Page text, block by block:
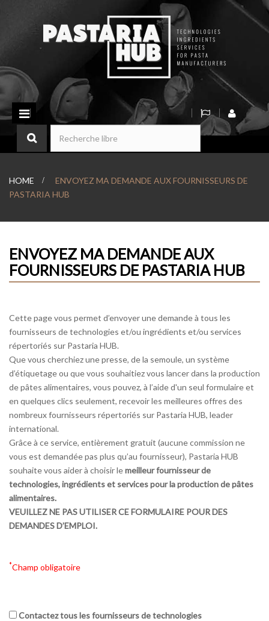
Basculer
la
navigation
HOME >
ENVOYEZ MA DEMANDE AUX FOURNISSEURS DE
PASTARIA HUB
ENVOYEZ MA DEMANDE AUX
FOURNISSEURS DE PASTARIA HUB
Cette page vous permet d’envoyer une demande à tous les
fournisseurs de technologies et/ou ingrédients et/ou services
répertoriés sur Pastaria HUB.
Que vous cherchiez une presse, de la semoule, un système
d’étiquetage ou que vous souhaitiez vous lancer dans la production
de pâtes alimentaires, vous pouvez, à l’aide d'un seul formulaire et
en quelques clics seulement, recevoir les meilleures offres des
nombreux fournisseurs répertoriés sur Pastaria HUB, leader
international.
Grâce à ce service, entièrement gratuit (aucune commission ne
vous est demandée pas plus qu’au fournisseur), Pastaria HUB
souhaite vous aider à choisir lemeilleur fournisseur de
technologies, ingrédients et services pour la production de pâtes
alimentaires.
VEUILLEZ NE PAS UTILISER CE FORMULAIRE POUR DES
DEMANDES D’EMPLOI.
*Champ obligatoire
Contactez tous les fournisseurs de technologies